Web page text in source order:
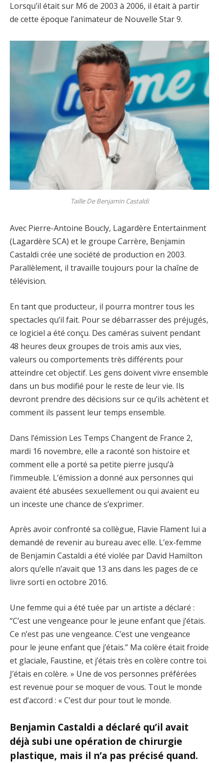
Lorsqu’il était sur M6 de 2003 à 2006, il était à partir
de cette époque l’animateur de Nouvelle Star 9.
Taille De Benjamin Castaldi
Avec Pierre-Antoine Boucly, Lagardère Entertainment
(Lagardère SCA) et le groupe Carrère, Benjamin
Castaldi crée une société de production en 2003.
Parallèlement, il travaille toujours pour la chaîne de
télévision.
En tant que producteur, il pourra montrer tous les
spectacles qu’il fait. Pour se débarrasser des préjugés,
ce logiciel a été conçu. Des caméras suivent pendant
48 heures deux groupes de trois amis aux vies,
valeurs ou comportements très différents pour
atteindre cet objectif. Les gens doivent vivre ensemble
dans un bus modifié pour le reste de leur vie. Ils
devront prendre des décisions sur ce qu’ils achètent et
comment ils passent leur temps ensemble.
Dans l’émission Les Temps Changent de France 2,
mardi 16 novembre, elle a raconté son histoire et
comment elle a porté sa petite pierre jusqu’à
l’immeuble. L’émission a donné aux personnes qui
avaient été abusées sexuellement ou qui avaient eu
un inceste une chance de s’exprimer.
Après avoir confronté sa collègue, Flavie Flament lui a
demandé de revenir au bureau avec elle. L’ex-femme
de Benjamin Castaldi a été violée par David Hamilton
alors qu’elle n’avait que 13 ans dans les pages de ce
livre sorti en octobre 2016.
Une femme qui a été tuée par un artiste a déclaré :
“C’est une vengeance pour le jeune enfant que j’étais.
Ce n’est pas une vengeance. C’est une vengeance
pour le jeune enfant que j’étais.” Ma colère était froide
et glaciale, Faustine, et j’étais très en colère contre toi.
J’étais en colère. » Une de vos personnes préférées
est revenue pour se moquer de vous. Tout le monde
est d’accord : « C’est dur pour tout le monde.
Benjamin Castaldi a déclaré qu’il avait
déjà subi une opération de chirurgie
plastique, mais il n’a pas précisé quand.